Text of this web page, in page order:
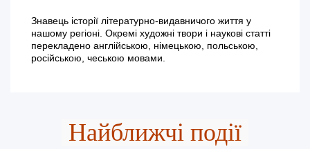
Знавець історії літературно-видавничого життя у
нашому регіоні. Окремі художні твори і наукові статті
перекладено англійською, німецькою, польською,
російською, чеською мовами.
Найближчі події